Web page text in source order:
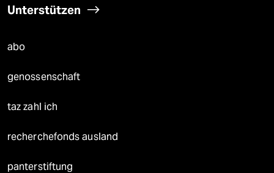
Unterstützen
abo
genossenschaft
taz zahl ich
recherchefonds ausland
panterstiftung